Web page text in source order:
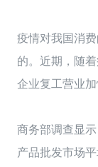
疫情对我国消
的。近期，随
企业复工营业加
商务部调查显
产品批发市场